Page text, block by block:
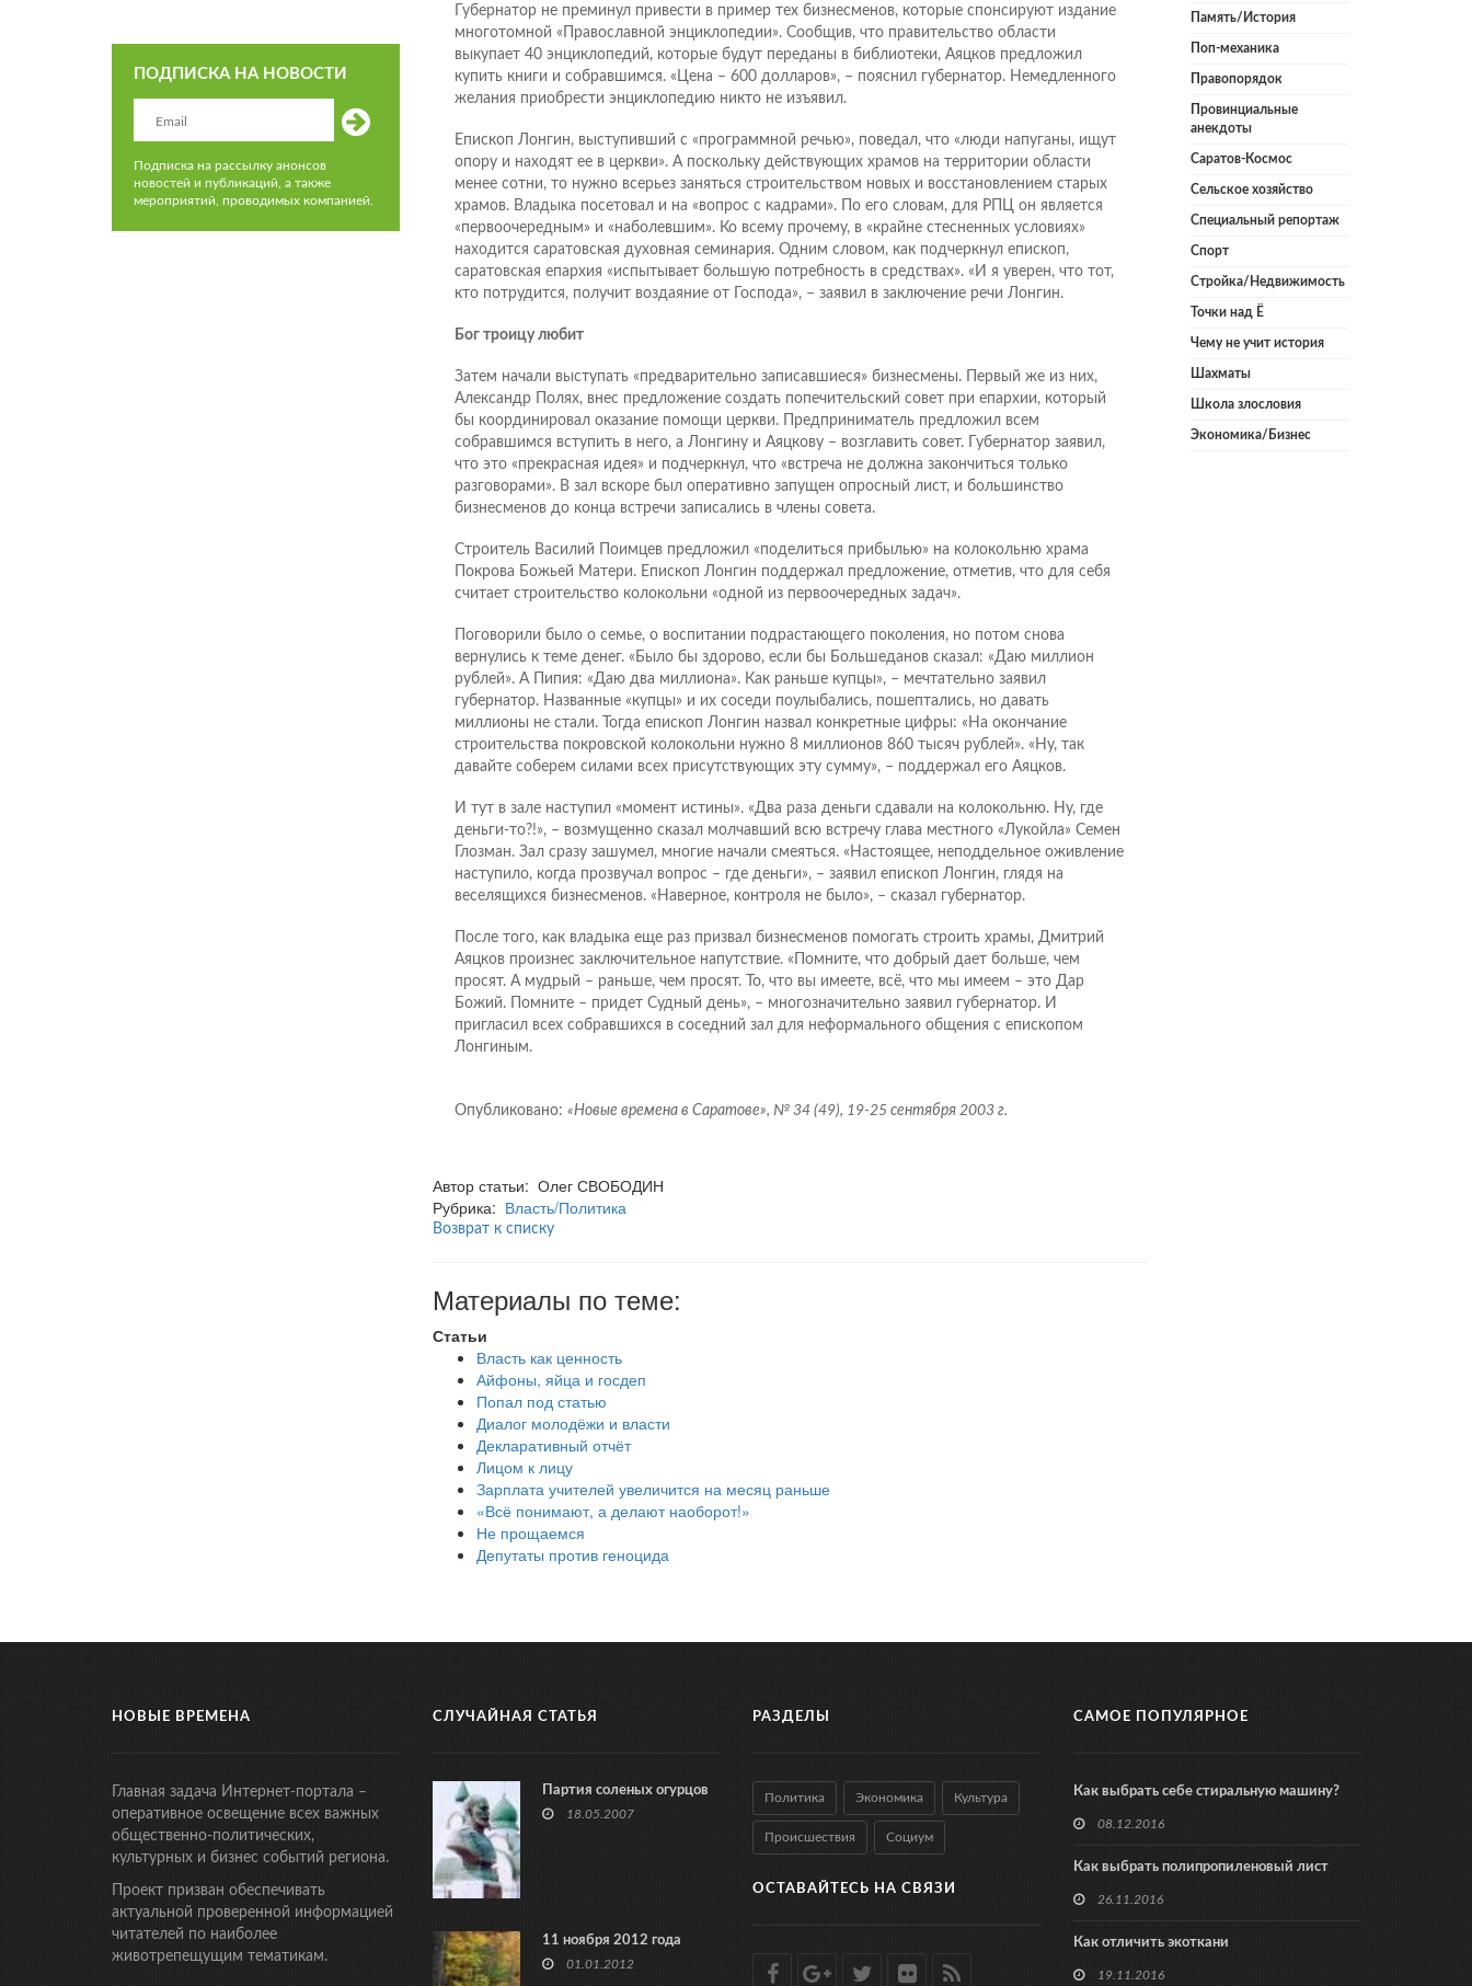
ПОДПИСКА НА НОВОСТИ
Подписка на рассылку анонсов
новостей и публикаций, а также
мероприятий, проводимых компанией.
Губернатор не преминул привести в пример тех бизнесменов, которые спонсируют издание
многотомной «Православной энциклопедии». Сообщив, что правительство области
выкупает 40 энциклопедий, которые будут переданы в библиотеки, Аяцков предложил
купить книги и собравшимся. «Цена – 600 долларов», – пояснил губернатор. Немедленного
желания приобрести энциклопедию никто не изъявил.
Епископ Лонгин, выступивший с «программной речью», поведал, что «люди напуганы, ищут
опору и находят ее в церкви». А поскольку действующих храмов на территории области
менее сотни, то нужно всерьез заняться строительством новых и восстановлением старых
храмов. Владыка посетовал и на «вопрос с кадрами». По его словам, для РПЦ он является
«первоочередным» и «наболевшим». Ко всему прочему, в «крайне стесненных условиях»
находится саратовская духовная семинария. Одним словом, как подчеркнул епископ,
саратовская епархия «испытывает большую потребность в средствах». «И я уверен, что тот,
кто потрудится, получит воздаяние от Господа», – заявил в заключение речи Лонгин.
Бог троицу любит
Затем начали выступать «предварительно записавшиеся» бизнесмены. Первый же из них,
Александр Полях, внес предложение создать попечительский совет при епархии, который
бы координировал оказание помощи церкви. Предприниматель предложил всем
собравшимся вступить в него, а Лонгину и Аяцкову – возглавить совет. Губернатор заявил,
что это «прекрасная идея» и подчеркнул, что «встреча не должна закончиться только
разговорами». В зал вскоре был оперативно запущен опросный лист, и большинство
бизнесменов до конца встречи записались в члены совета.
Строитель Василий Поимцев предложил «поделиться прибылью» на колокольню храма
Покрова Божьей Матери. Епископ Лонгин поддержал предложение, отметив, что для себя
считает строительство колокольни «одной из первоочередных задач».
Поговорили было о семье, о воспитании подрастающего поколения, но потом снова
вернулись к теме денег. «Было бы здорово, если бы Большеданов сказал: «Даю миллион
рублей». А Пипия: «Даю два миллиона». Как раньше купцы», – мечтательно заявил
губернатор. Названные «купцы» и их соседи поулыбались, пошептались, но давать
миллионы не стали. Тогда епископ Лонгин назвал конкретные цифры: «На окончание
строительства покровской колокольни нужно 8 миллионов 860 тысяч рублей». «Ну, так
давайте соберем силами всех присутствующих эту сумму», – поддержал его Аяцков.
И тут в зале наступил «момент истины». «Два раза деньги сдавали на колокольню. Ну, где
деньги-то?!», – возмущенно сказал молчавший всю встречу глава местного «Лукойла» Семен
Глозман. Зал сразу зашумел, многие начали смеяться. «Настоящее, неподдельное оживление
наступило, когда прозвучал вопрос – где деньги», – заявил епископ Лонгин, глядя на
веселящихся бизнесменов. «Наверное, контроля не было», – сказал губернатор.
После того, как владыка еще раз призвал бизнесменов помогать строить храмы, Дмитрий
Аяцков произнес заключительное напутствие. «Помните, что добрый дает больше, чем
просят. А мудрый – раньше, чем просят. То, что вы имеете, всё, что мы имеем – это Дар
Божий. Помните – придет Судный день», – многозначительно заявил губернатор. И
пригласил всех собравшихся в соседний зал для неформального общения с епископом
Лонгиным.
Опубликовано: «Новые времена в Саратове», № 34 (49), 19-25 сентября 2003 г.
Автор статьи: Олег СВОБОДИН
Рубрика: Власть/Политика
Возврат к списку
Материалы по теме:
Статьи
Власть как ценность
Айфоны, яйца и госдеп
Попал под статью
Диалог молодёжи и власти
Декларативный отчёт
Лицом к лицу
Зарплата учителей увеличится на месяц раньше
«Всё понимают, а делают наоборот!»
Не прощаемся
Депутаты против геноцида
Память/История
Поп-механика
Правопорядок
Провинциальные
анекдоты
Саратов-Космос
Сельское хозяйство
Специальный репортаж
Спорт
Стройка/Недвижимость
Точки над Ё
Чему не учит история
Шахматы
Школа злословия
Экономика/Бизнес
НОВЫЕ ВРЕМЕНА
Главная задача Интернет-портала –
оперативное освещение всех важных
общественно-политических,
культурных и бизнес событий региона.
Проект призван обеспечивать
актуальной проверенной информацией
читателей по наиболее
животрепещущим тематикам.
СЛУЧАЙНАЯ СТАТЬЯ
Партия соленых огурцов
18.05.2007
11 ноября 2012 года
01.01.2012
РАЗДЕЛЫ
Политика Экономика Культура
Происшествия Социум
ОСТАВАЙТЕСЬ НА СВЯЗИ
САМОЕ ПОПУЛЯРНОЕ
Как выбрать себе стиральную машину?
08.12.2016
Как выбрать полипропиленовый лист
26.11.2016
Как отличить экоткани
19.11.2016